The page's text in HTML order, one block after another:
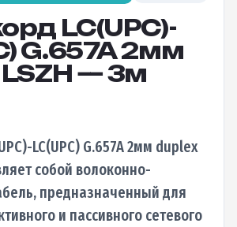
LC(UPC)-
G.657A 2мм
— 3м
LC(UPC) G.657A 2мм duplex
собой волоконно-
предназначенный для
и пассивного сетевого